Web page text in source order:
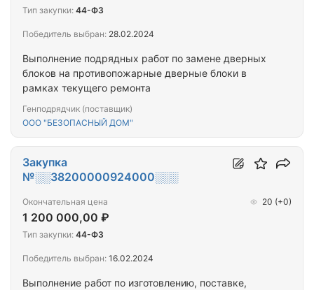
Выполнение подрядных работ по замене дверных
блоков на противопожарные дверные блоки в
рамках текущего ремонта
Генподрядчик (поставщик)
ООО "БЕЗОПАСНЫЙ ДОМ"
Тип закупки: 44-ФЗ
Победитель выбран: 28.02.2024
Выполнение работ по изготовлению, поставке,
Закупка
№░░38200000924000░░░
Окончательная цена
1 200 000,00 ₽
20 (+0)
Тип закупки: 44-ФЗ
Победитель выбран: 16.02.2024